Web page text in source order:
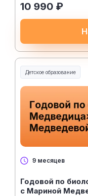
10 990 ₽
Детское образование
9 месяцев
Годовой по
с Мариной